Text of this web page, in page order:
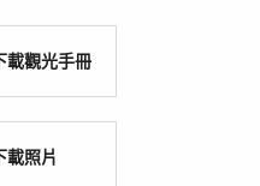
載觀光手冊
載照片